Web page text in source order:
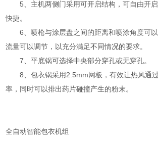
5、主机两侧门采用可开启结构，可自由开启
快捷。
6、喷枪与涂层盘之间的距离和喷涂角度可
流量可以调节，以充分满足不同情况的要求。
7、平底锅可选择中央部分穿孔或无穿孔。
8、包衣锅采用2.5mm网板，有效让热风通
率，同时可以排出药片碰撞产生的粉末。
全自动智能包衣机组